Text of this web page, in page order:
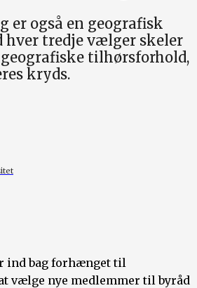
er også en geografisk
hver tredje vælger skeler
tilhørsforhold,
kryds.
ind bag forhænget til
vælge nye medlemmer til byråd